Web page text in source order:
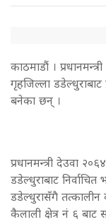
काठमाडाैं ।
गृहजिल्ला डडेल्धुराबाट
बनेका छन् ।
प्रधानमन्त्री देउवा
डडेल्धुराबाट
डडेल्धुरासँगै तत्कालीन
कैलाली क्षेत्र नं ६ बाट